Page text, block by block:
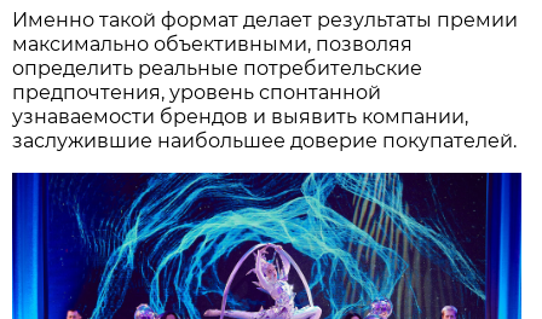
Именно такой формат делает результаты премии
максимально объективными, позволяя
определить реальные потребительские
предпочтения, уровень спонтанной
узнаваемости брендов и выявить компании,
заслужившие наибольшее доверие покупателей.